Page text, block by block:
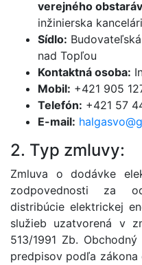
verejného
inžinierska
Sídlo:
nad Topľou
Kontaktná osoba:
Mobil: +421 905
Telefón: +421 57
E-mail:
2. Typ zmluvy:
Zmluva o dodávke
zodpovednosti za
distribúcie elektrickej
služieb uzatvorená v
513/1991 Zb.
predpisov podľa zákona